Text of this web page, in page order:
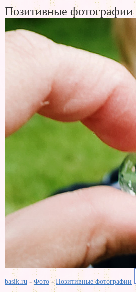
Позитивные фотографии
basik.ru -Фото -Позитивные фотографии